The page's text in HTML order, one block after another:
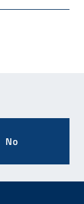
- Apertura in
finestra
di posta
meno
No